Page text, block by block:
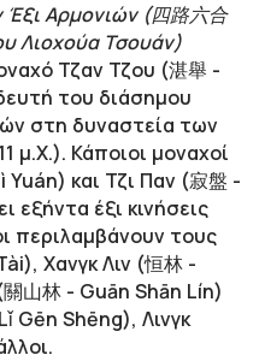
Αρμονιών (四路六合
Λιοχούα Τσουάν)
Τζαν Τζου (湛舉 -
του διάσημου
στη δυναστεία των
μ.Χ.). Κάποιοι μοναχοί
και Τζι Παν (寂盤 -
εξήντα έξι κινήσεις
περιλαμβάνουν τους
Χανγκ Λιν (恒林 -
山林 - Guān Shān Lín)
Gēn Shēng), Λινγκ